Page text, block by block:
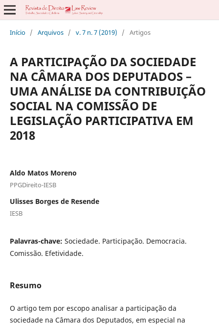
Início / Arquivos / v. 7 n. 7 (2019) / Artigos
A PARTICIPAÇÃO DA SOCIEDADE
NA CÂMARA DOS DEPUTADOS –
UMA ANÁLISE DA CONTRIBUIÇÃO
SOCIAL NA COMISSÃO DE
LEGISLAÇÃO PARTICIPATIVA EM
2018
Aldo Matos Moreno
PPGDireito-IESB
Ulisses Borges de Resende
IESB
Palavras-chave: Sociedade. Participação. Democracia.
Comissão. Efetividade.
Resumo
O artigo tem por escopo analisar a participação da
sociedade na Câmara dos Deputados, em especial na